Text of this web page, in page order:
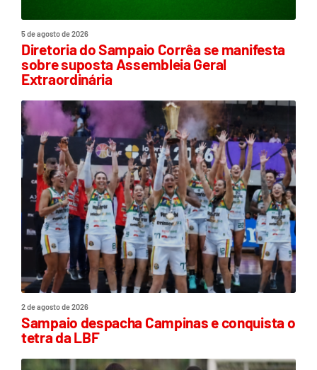
5 de agosto de 2026
Diretoria do Sampaio Corrêa se manifesta
sobre suposta Assembleia Geral
Extraordinária
2 de agosto de 2026
Sampaio despacha Campinas e conquista o
tetra da LBF